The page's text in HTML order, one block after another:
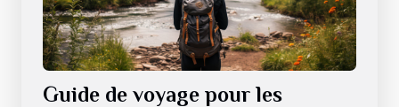
Guide de voyage pour les